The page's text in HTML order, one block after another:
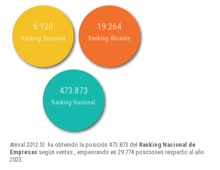
6.120
Ranking Sectorial
19.264
Ranking Alicante
473.873
Ranking Nacional
Amval 2012 Sl. ha obtenido la posición 473.873 del Ranking Nacional de
Empresas según ventas , empeorando en 29.774 posiciones respecto al año
2023.